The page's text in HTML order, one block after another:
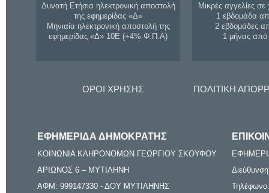
Δυνατή Ετήσια ηλεκτρονική αποστολή
της εφημερίδας «Δ»
Μηνιαία ηλεκτρονική αποστολή της
εφημερίδας «Δ» 10Ε (+4% Φ.Π.Α)
Μικρές αγγελίες σε
1 εβδομάδα
2 εβδομάδες
1 μήνας
ΟΡΟΙ ΧΡΗΣΗΣ ΠΟΛΙΤΙΚΗ
ΕΦΗΜΕΡΙΔΑ ΔΗΜΟΚΡΑΤΗΣ
ΚΟΙΝΩΝΙΑ ΚΛΗΡΟΝΟΜΩΝ ΓΕΩΡΓΙΟΥ ΣΚΟΥΦΟΥ
ΑΡΙΩΝΟΣ 6 – ΜΥΤΙΛΗΝΗ
ΑΦΜ: 999147330 - ΔΟΥ ΜΥΤΙΛΗΝΗΣ